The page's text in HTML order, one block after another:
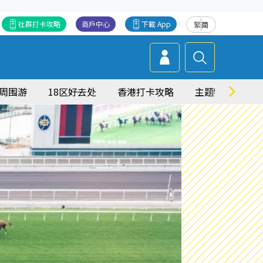
繁简
下載 App
商戶中心
社群打卡攻略
围游 18区好去处 香港打卡攻略 主题特集